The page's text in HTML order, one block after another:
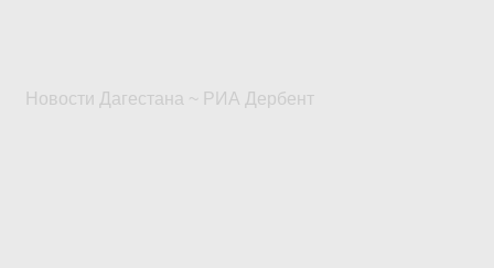
Новости Дагестана ~ РИА Дербент